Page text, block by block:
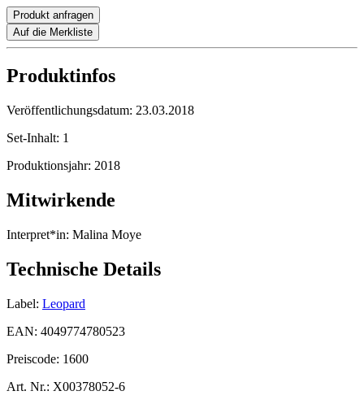
Produkt anfragen
Auf die Merkliste
Produktinfos
Veröffentlichungsdatum: 23.03.2018
Set-Inhalt: 1
Produktionsjahr: 2018
Mitwirkende
Interpret*in: Malina Moye
Technische Details
Label: Leopard
EAN: 4049774780523
Preiscode: 1600
Art. Nr.: X00378052-6